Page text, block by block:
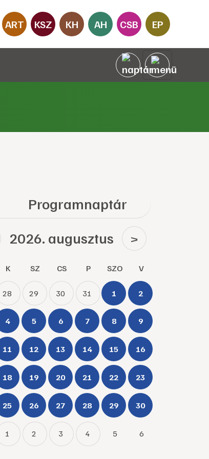
ART KSZ KH AH CSB EP
Programnaptár
2026. augusztus >
K SZ CS P SZO V
28 29 30 31 1 2
4 5 6 7 8 9
11 12 13 14 15 16
18 19 20 21 22 23
25 26 27 28 29 30
1 2 3 4 5 6